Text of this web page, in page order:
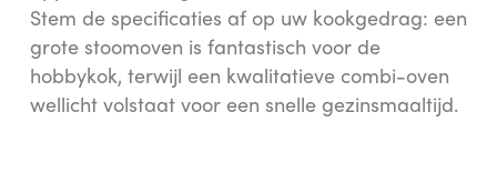
Stem de specificaties af op uw kookgedrag: een
grote stoomoven is fantastisch voor de
hobbykok, terwijl een kwalitatieve combi-oven
wellicht volstaat voor een snelle gezinsmaaltijd.